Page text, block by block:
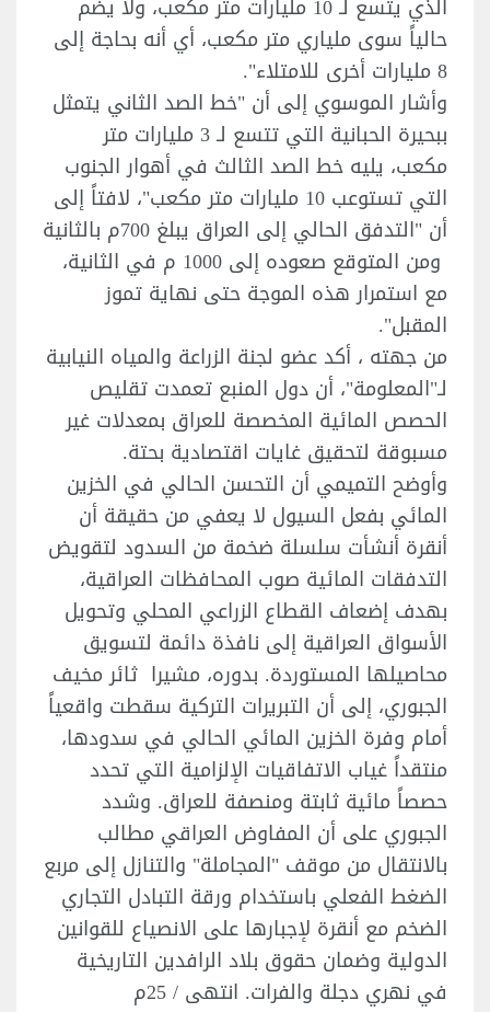
حالياً سوى ملياري متر مكعب، أي أنه بحاجة إلى
8 مليارات أخرى للامتلاء".
وأشار الموسوي إلى أن "خط الصد الثاني يتمثل
ببحيرة الحبانية التي تتسع لـ 3 مليارات متر
مكعب، يليه خط الصد الثالث في أهوار الجنوب
التي تستوعب 10 مليارات متر مكعب"، لافتاً إلى
أن "التدفق الحالي إلى العراق يبلغ 700م بالثانية
ومن المتوقع صعوده إلى 1000 م في الثانية،
مع استمرار هذه الموجة حتى نهاية تموز
المقبل".
من جهته ، أكد عضو لجنة الزراعة والمياه النيابية
لـ"المعلومة"، أن دول المنبع تعمدت تقليص
الحصص المائية المخصصة للعراق بمعدلات غير
مسبوقة لتحقيق غايات اقتصادية بحتة.
وأوضح التميمي أن التحسن الحالي في الخزين
المائي بفعل السيول لا يعفي من حقيقة أن
أنقرة أنشأت سلسلة ضخمة من السدود لتقويض
التدفقات المائية صوب المحافظات العراقية،
بهدف إضعاف القطاع الزراعي المحلي وتحويل
الأسواق العراقية إلى نافذة دائمة لتسويق
محاصيلها المستوردة. بدوره، مشيرا ثائر مخيف
الجبوري، إلى أن التبريرات التركية سقطت واقعياً
أمام وفرة الخزين المائي الحالي في سدودها،
منتقداً غياب الاتفاقيات الإلزامية التي تحدد
حصصاً مائية ثابتة ومنصفة للعراق. وشدد
الجبوري على أن المفاوض العراقي مطالب
بالانتقال من موقف "المجاملة" والتنازل إلى مربع
الضغط الفعلي باستخدام ورقة التبادل التجاري
الضخم مع أنقرة لإجبارها على الانصياع للقوانين
الدولية وضمان حقوق بلاد الرافدين التاريخية
في نهري دجلة والفرات. انتهى / 25م